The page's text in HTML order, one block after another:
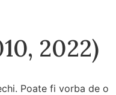
2022)
Poate fi vorba de o